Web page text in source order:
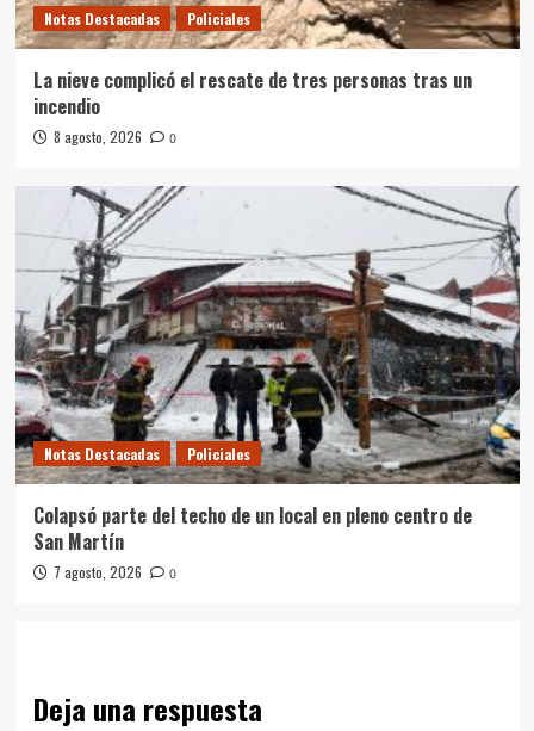
Notas Destacadas Policiales
La nieve complicó el rescate de tres personas tras un
incendio
8 agosto, 2026 0
Notas Destacadas Policiales
Colapsó parte del techo de un local en pleno centro de
San Martín
7 agosto, 2026 0
Deja una respuesta